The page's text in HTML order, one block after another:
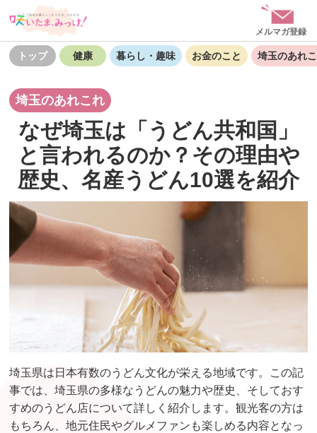
メルマガ登録
トップ 健康 暮らし・趣味 お金のこと 埼玉のあれ
埼玉のあれこれ
なぜ埼玉は「うどん共和国」
と言われるのか？その理由や
歴史、名産うどん10選を紹介
埼玉県は日本有数のうどん文化が栄える地域です。この記
事では、埼玉県の多様なうどんの魅力や歴史、そしておす
すめのうどん店について詳しく紹介します。観光客の方は
もちろん、地元住民やグルメファンも楽しめる内容となっ